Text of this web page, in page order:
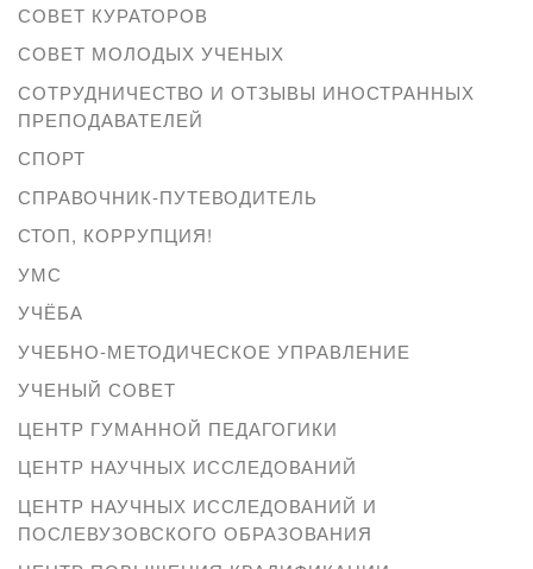
СОВЕТ КУРАТОРОВ
СОВЕТ МОЛОДЫХ УЧЕНЫХ
СОТРУДНИЧЕСТВО И ОТЗЫВЫ ИНОСТРАННЫХ
ПРЕПОДАВАТЕЛЕЙ
СПОРТ
СПРАВОЧНИК-ПУТЕВОДИТЕЛЬ
СТОП, КОРРУПЦИЯ!
УМС
УЧЁБА
УЧЕБНО-МЕТОДИЧЕСКОЕ УПРАВЛЕНИЕ
УЧЕНЫЙ СОВЕТ
ЦЕНТР ГУМАННОЙ ПЕДАГОГИКИ
ЦЕНТР НАУЧНЫХ ИССЛЕДОВАНИЙ
ЦЕНТР НАУЧНЫХ ИССЛЕДОВАНИЙ И
ПОСЛЕВУЗОВСКОГО ОБРАЗОВАНИЯ